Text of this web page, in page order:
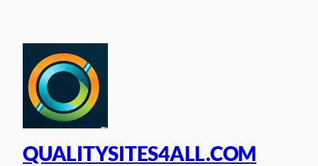
inhoud
QUALITYSITES4ALL.COM